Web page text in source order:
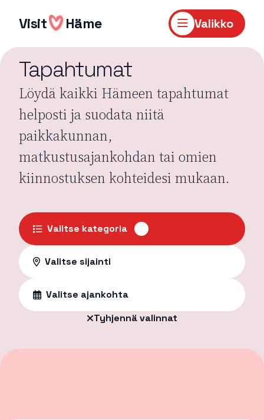
sisältöön
Visit Häme Valikko
Tapahtumat
Löydä kaikki Hämeen tapahtumat
helposti ja suodata niitä
paikkakunnan,
matkustusajankohdan tai omien
kiinnostuksen kohteidesi mukaan.
Valitse kategoria
Valitse sijainti
Valitse ajankohta
Tyhjennä valinnat